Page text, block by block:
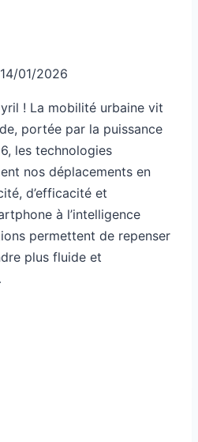
14/01/2026
! La mobilité urbaine vit
portée par la puissance
les technologies
nos déplacements en
d’efficacité et
à l’intelligence
permettent de repenser
plus fluide et